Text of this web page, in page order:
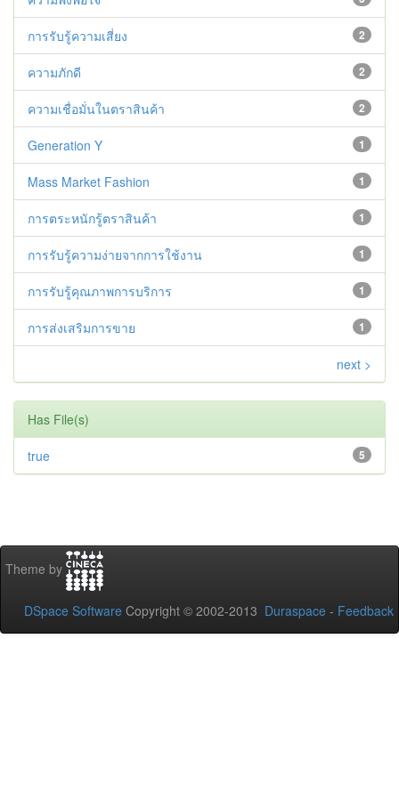
2
การรับรู้ความเสี่ยง
2
ความภักดี
2
ความเชื่อมั่นในตราสินค้า
1
Generation Y
1
Mass Market Fashion
1
การตระหนักรู้ตราสินค้า
1
การรับรู้ความง่ายจากการใช้งาน
1
การรับรู้คุณภาพการบริการ
1
การส่งเสริมการขาย
next >
Has File(s)
5
true
Theme by
DSpace Software Copyright © 2002-2013 Duraspace - Feedback